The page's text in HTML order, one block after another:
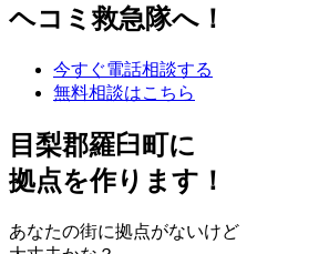
ヘコミ救急隊へ！
今すぐ電話相談する
無料相談はこちら
目梨郡羅臼町に
拠点を作ります！
あなたの街に拠点がないけど